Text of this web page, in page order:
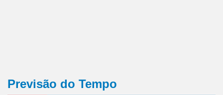
Previsão do Tempo